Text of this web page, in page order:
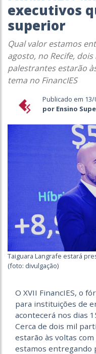
executivos
superior
Qual valor estamos
agosto, no Recife,
palestrantes estarão
tema no FinancIES
Publicado em
por Ensino
Taiguara Langrafe estará
(foto: divulgação)
O XVII FinancIES, o
para instituições de
acontecerá nos dias
Cerca de dois mil
estarão às voltas
estamos entregando